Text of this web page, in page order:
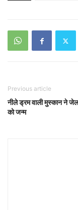
Previous article
नीले ड्रम वाली मुस्कान ने जेल
को जन्म